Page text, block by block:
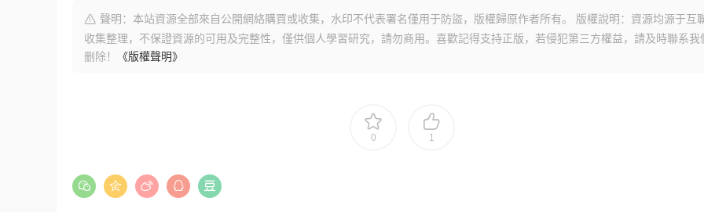
聲明：本站資源全部來自公開網絡購買或收集，水印不代表署名僅用于防盜，版權歸原作者所有。 版權說明：資源均源于互
收集整理，不保證資源的可用及完整性，僅供個人學習研究，請勿商用。喜歡記得支持正版，若侵犯第三方權益，請及時聯系我
删除！
《版權聲明》
0 1